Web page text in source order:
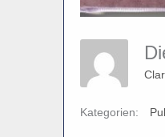
Kategorien: